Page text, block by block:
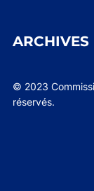
ARCHIVES
© 2023
réservés.